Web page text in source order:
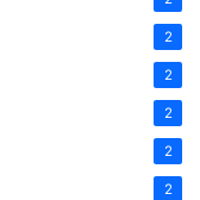
2
2
2
2
2